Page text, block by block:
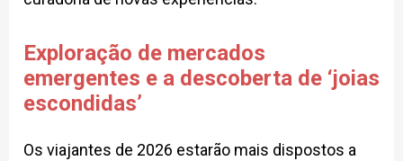
Exploração de mercados
emergentes e a descoberta de ‘joias
escondidas’
Os viajantes de 2026 estarão mais dispostos a